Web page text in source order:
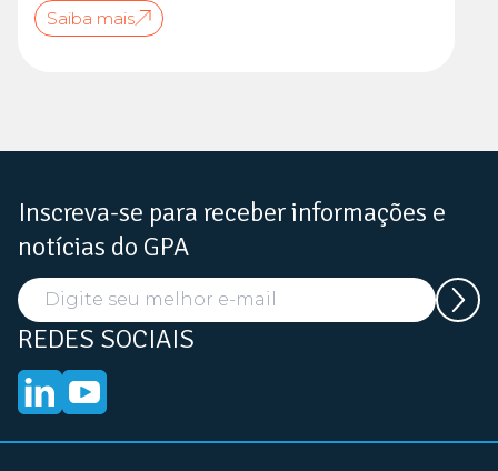
Saiba mais
Inscreva-se para receber informações e
notícias do GPA
REDES SOCIAIS